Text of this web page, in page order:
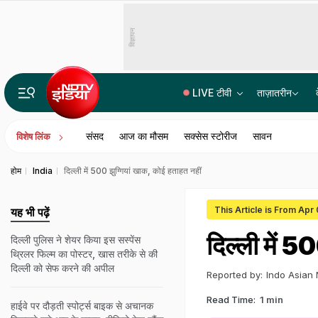
विज्ञापन
LIVE टीवी ताज़ातरीन
विशेष लिंक संसद आज का मौसम सक्सेस स्टोरीज सावन
होम India दिल्ली में 500 झुग्गियां खाक, कोई हताहत नहीं
This Article is From Apr
दिल्ली में
Reported by: Indo Asian
Read Time: 1 min
यह भी पढ़ें
दिल्ली पुलिस ने शेयर किया इस सस्पेंस
थ्रिलर फिल्म का पोस्टर, खास तरीके से की
दिल्ली को सेफ करने की अपील
हाईवे पर दौड़ती स्पोर्ट्स बाइक से अचानक